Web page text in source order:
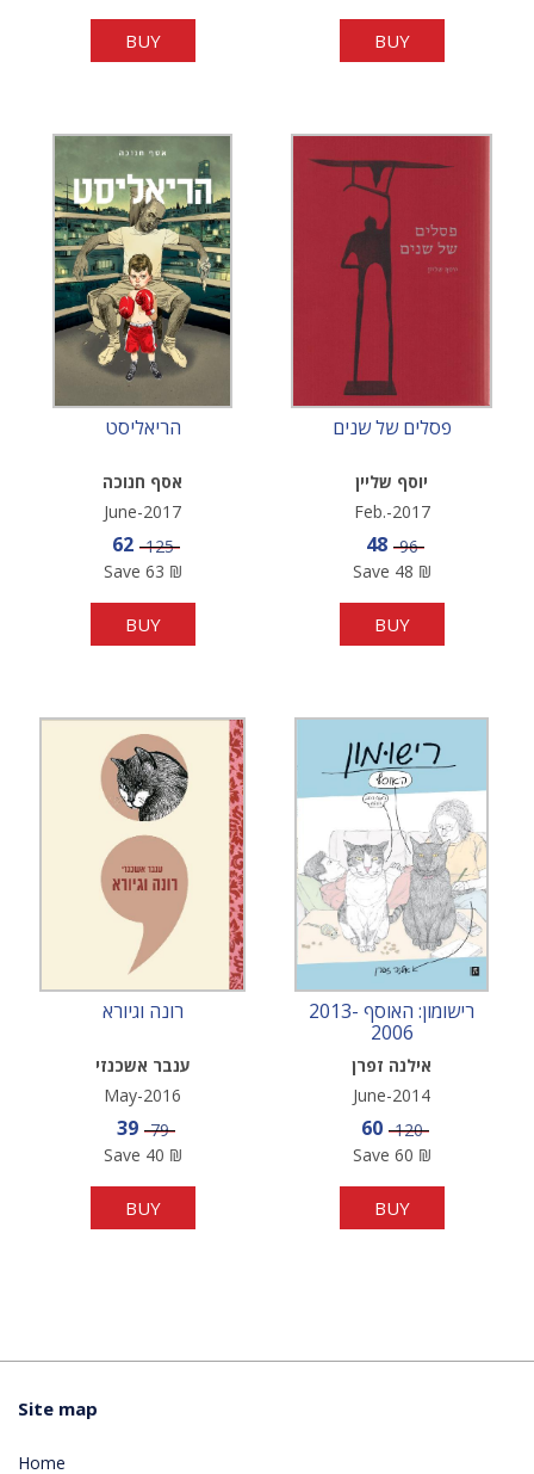
BUY BUY
הריאליסט
אסף חנוכה
June-2017
Sale price
62 Price
125
Save 63 ₪
BUY
פסלים של שנים
יוסף שליין
Feb.-2017
Sale price
48 Price
96
Save 48 ₪
BUY
רונה וגיורא
ענבר אשכנזי
May-2016
Sale price
39 Price
79
Save 40 ₪
BUY
רישומון: האוסף 2013-
2006
אילנה זפרן
June-2014
Sale price
60 Price
120
Save 60 ₪
BUY
Site map
Home